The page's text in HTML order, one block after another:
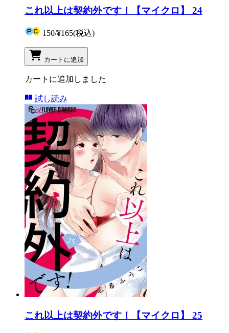
これ以上は契約外です！【マイクロ】 24
150/¥165(税込)
カートに追加
カートに追加しました
試し読み
これ以上は契約外です！【マイクロ】 25